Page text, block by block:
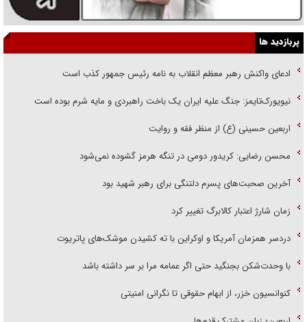
پربازدید ها
ادعای واکنش رهبر معظم انقلاب به نامه رئیس جمهور کذب است
نیویورک‌تایمز: جنگ علیه ایران یک باخت راهبردی و مایه شرم بوده است
اربعین حسینی (ع) از منظر فقه و روایت
محسن رضایی: کریدور دومی در تنگه هرمز گشوده نمی‌شود
آخرین صحبت‌های پسرم دلتنگی برای رهبر شهید بود
زمان شارژ اعتبار کالابرگ تغییر کرد
دردسر همزمان آمریکا و اوکراین با ته کشیدن موشک‌های پاتریوت
با وحدت‌شکن بجنگید حتی اگر عمامه مرا بر سر داشته باشد
کنوانسیون خزر، از ابهام حقوقی تا نگرانی امنیتی